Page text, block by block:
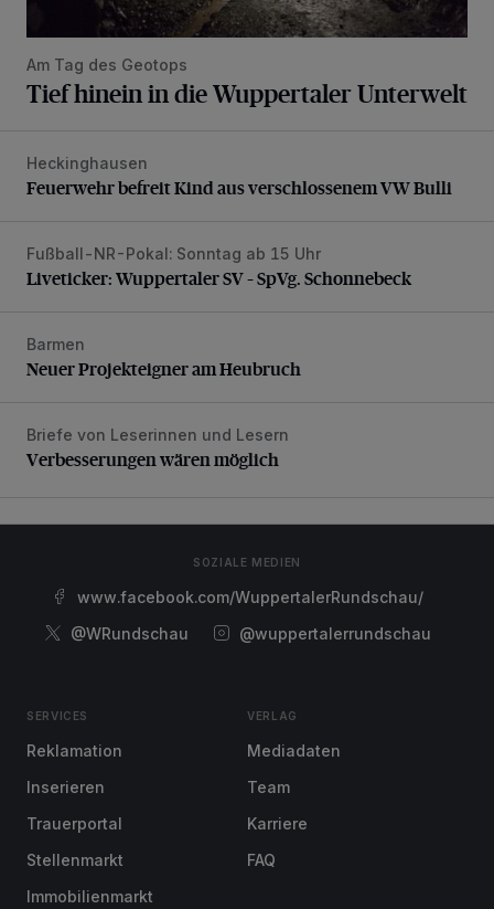
Am Tag des Geotops
Tief hinein in die Wuppertaler Unterwelt
Feuerwehr befreit Kind aus verschlossenem VW Bulli
Heckinghausen
Feuerwehr befreit Kind aus verschlossenem VW Bulli
Liveticker: Wuppertaler SV – SpVg. Schonnebeck
Fußball-NR-Pokal: Sonntag ab 15 Uhr
Liveticker: Wuppertaler SV – SpVg. Schonnebeck
Neuer Projekteigner am Heubruch
Barmen
Neuer Projekteigner am Heubruch
Verbesserungen wären möglich
Briefe von Leserinnen und Lesern
Verbesserungen wären möglich
SOZIALE MEDIEN
www.facebook.com/WuppertalerRundschau/
@WRundschau
@wuppertalerrundschau
SERVICES
Reklamation
Inserieren
Trauerportal
Stellenmarkt
Immobilienmarkt
VERLAG
Mediadaten
Team
Karriere
FAQ